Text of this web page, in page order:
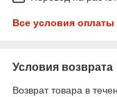
Все условия оплаты
Условия возврата
Возврат товара в